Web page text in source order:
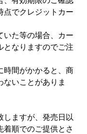
点でクレジットカー
いた等の場合、カー
となりますのでご注
時間がかかると、商
いことがありま
ますが、発売日以
着順でのご提供とさ